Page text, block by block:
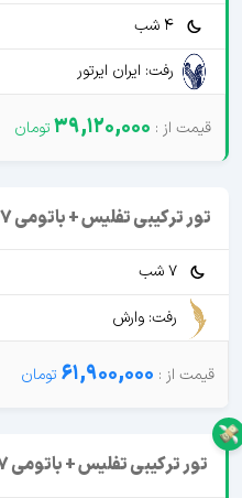
4 شب
رفت: ایران ایرتور
39,120,000
تور ترکیبی تفلیس + باتومی 7 شب
7 شب
رفت: وارش
61,900,000
تور ترکیبی تفلیس + باتومی 7 شب ایرتور